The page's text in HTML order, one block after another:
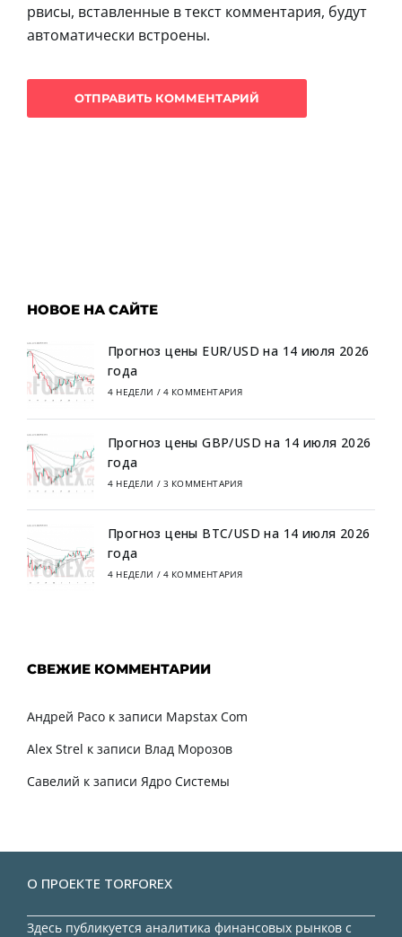
рвисы, вставленные в текст комментария, будут
автоматически встроены.
НОВОЕ НА САЙТЕ
Прогноз цены EUR/USD на 14 июля 2026
года
4 НЕДЕЛИ / 4 КОММЕНТАРИЯ
Прогноз цены GBP/USD на 14 июля 2026
года
4 НЕДЕЛИ / 3 КОММЕНТАРИЯ
Прогноз цены BTC/USD на 14 июля 2026
года
4 НЕДЕЛИ / 4 КОММЕНТАРИЯ
СВЕЖИЕ КОММЕНТАРИИ
Андрей Расо к записи Mapstax Com
Alex Strel к записи Влад Морозов
Савелий к записи Ядро Системы
О ПРОЕКТЕ TORFOREX
Здесь публикуется аналитика финансовых рынков с